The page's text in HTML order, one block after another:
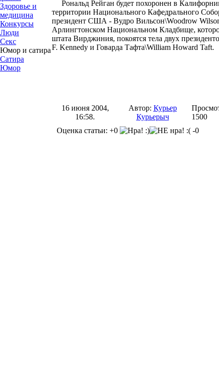
Здоровье и
медицина
Конкурсы
Люди
Секс
Юмор и сатира
Сатира
Юмор
Рональд Рейган будет похоронен в
территории Национального Кафедрального
президент США - Вудро Вильсон\Woodrow
Арлингтонском Национальном Кладбище,
штата Вирджиния, покоятся тела двух
F. Kennedy и Говарда Тафта\William Howard Taft.
16 июня 2004,
16:58.
Автор: Курьер
Курьерыч
1500
Оценка статьи: +0
-0